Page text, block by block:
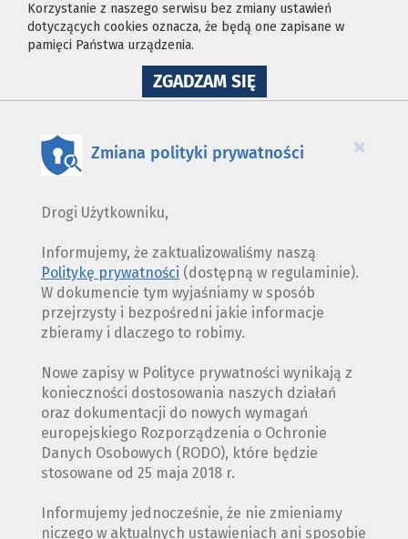
Korzystanie z naszego serwisu bez zmiany ustawień
dotyczących cookies oznacza, że będą one zapisane w
pamięci Państwa urządzenia.
ZGADZAM SIĘNA
WYKORZYSTANIE
×
Zmiana polityki prywatności
Drogi Użytkowniku,
Informujemy, że zaktualizowaliśmy naszą
Politykę prywatności (dostępną w regulaminie).
W dokumencie tym wyjaśniamy w sposób
przejrzysty i bezpośredni jakie informacje
zbieramy i dlaczego to robimy.
Nowe zapisy w Polityce prywatności wynikają z
konieczności dostosowania naszych działań
oraz dokumentacji do nowych wymagań
europejskiego Rozporządzenia o Ochronie
Danych Osobowych (RODO), które będzie
stosowane od 25 maja 2018 r.
Informujemy jednocześnie, że nie zmieniamy
niczego w aktualnych ustawieniach ani sposobie